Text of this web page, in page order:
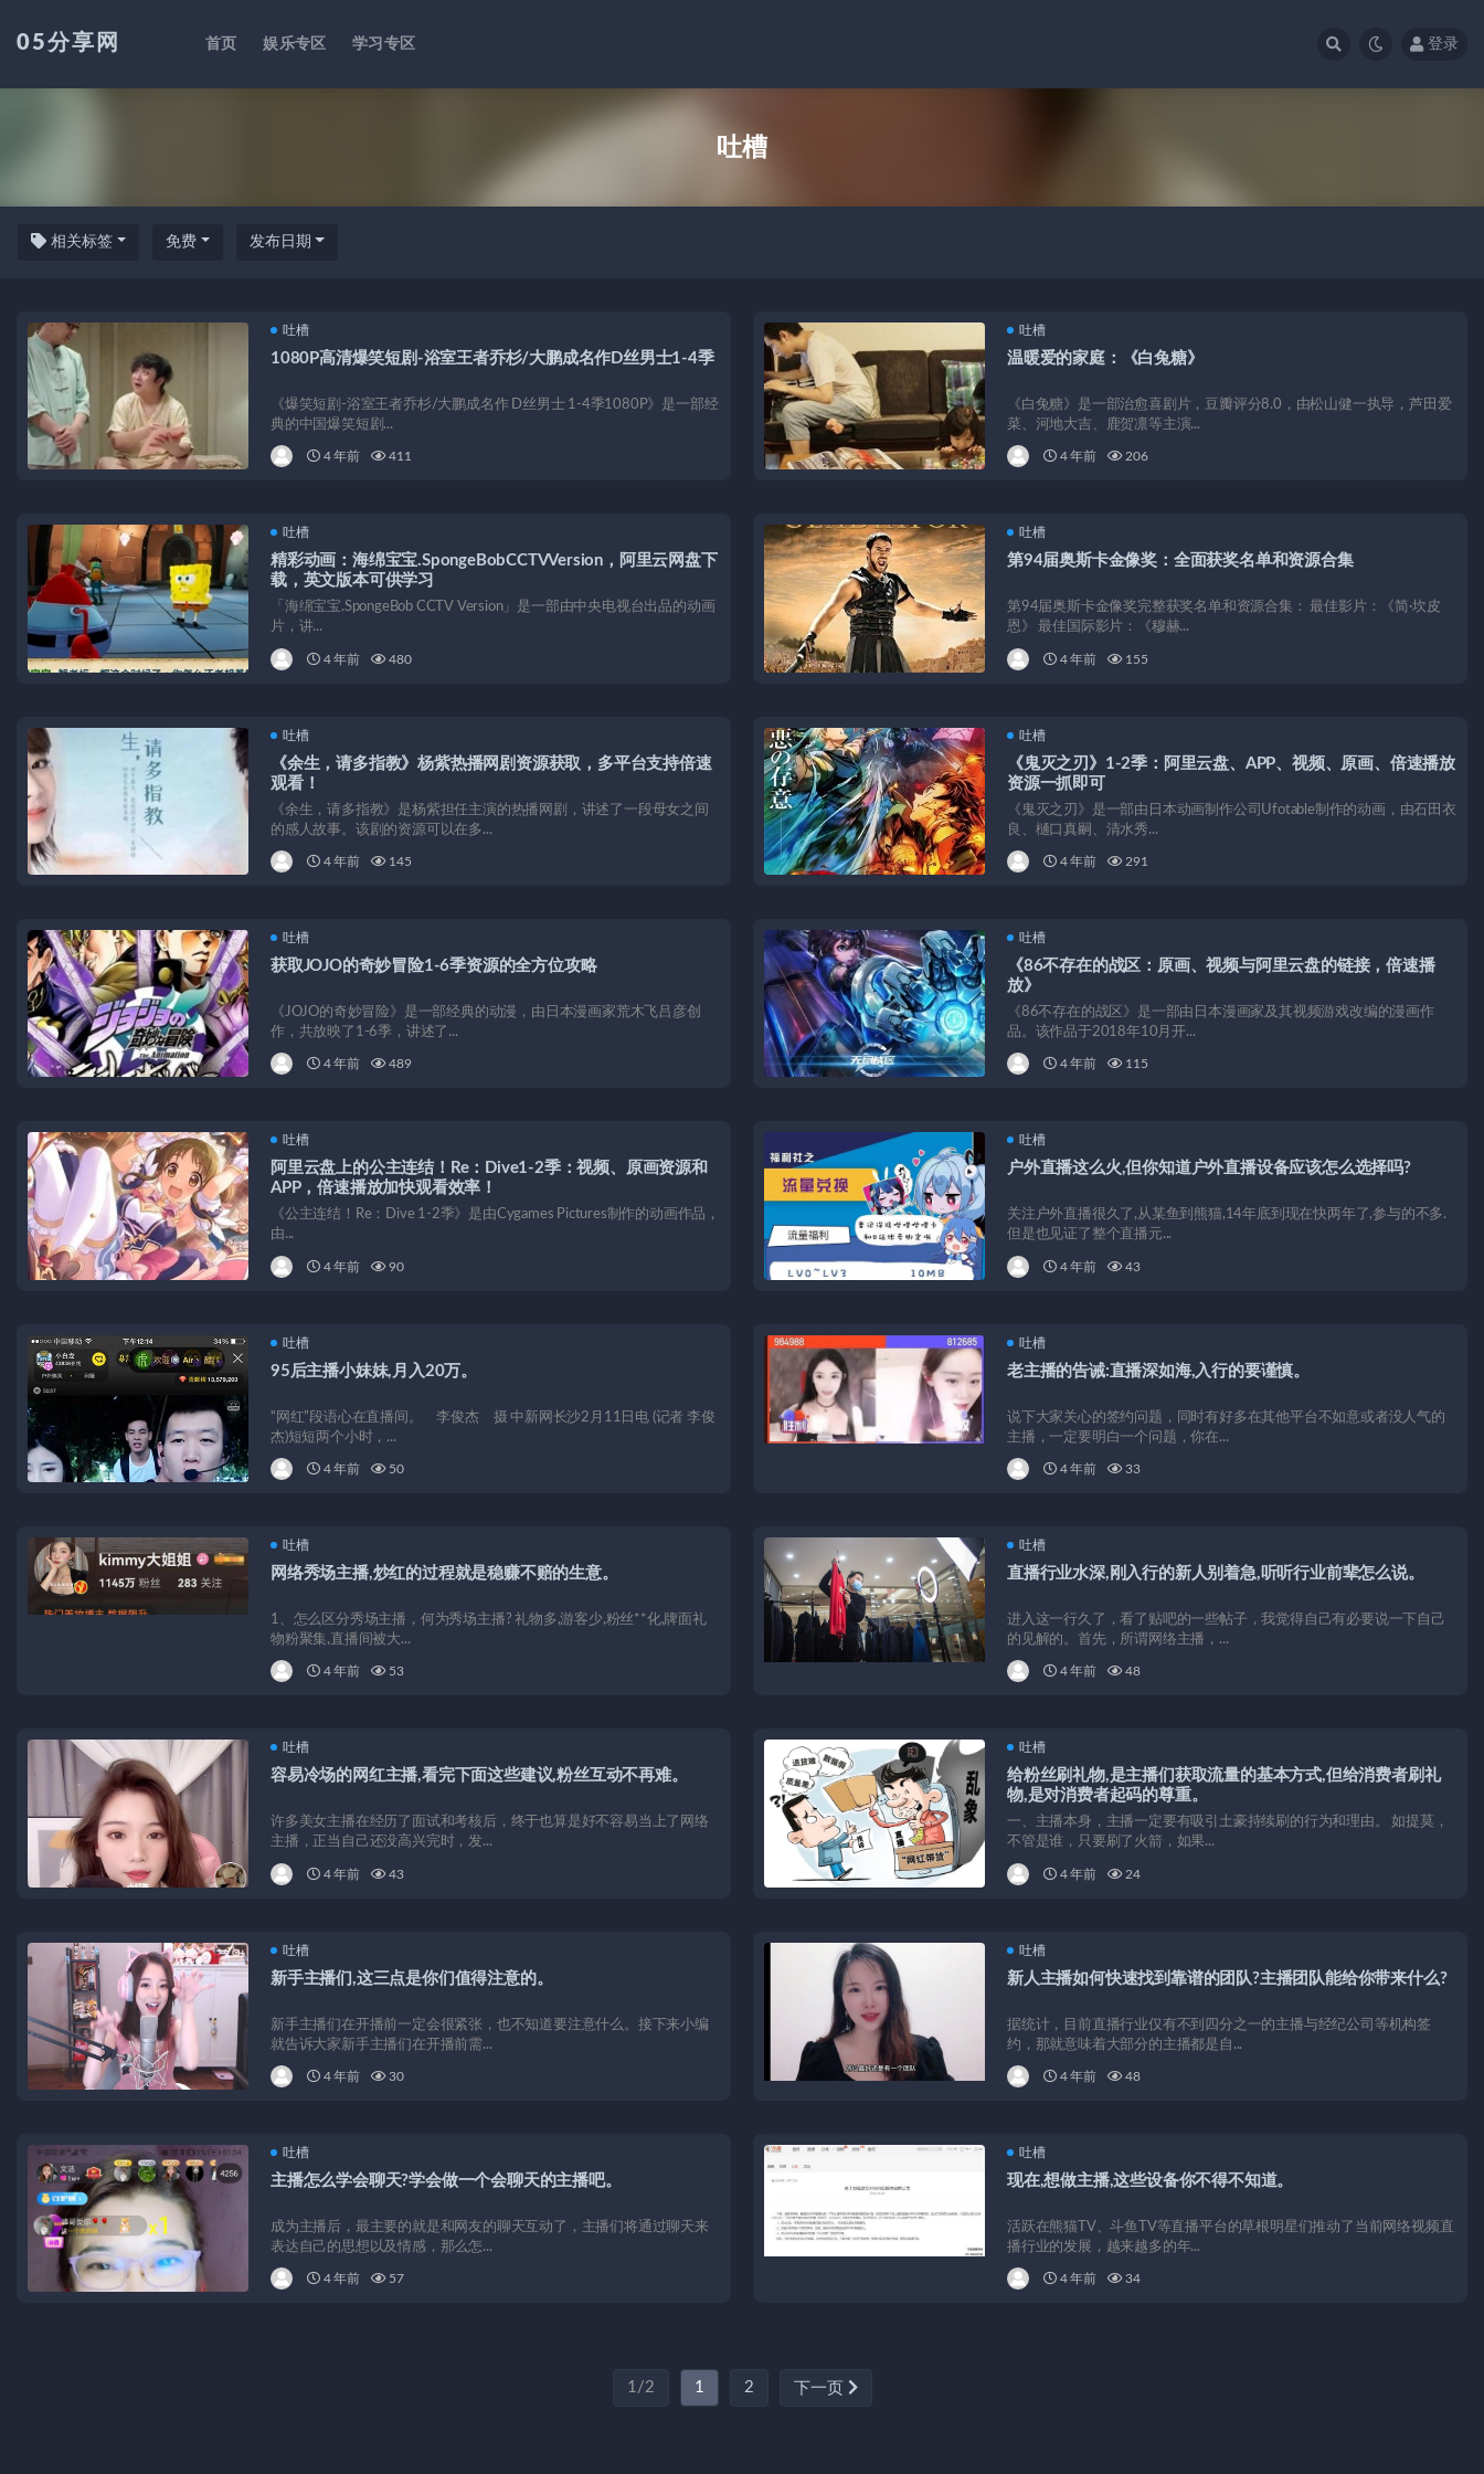
05分享网 首页 娱乐专区 学习专区 登录
吐槽
相关标签 免费 发布日期
吐槽
1080P高清爆笑短剧-浴室王者乔杉/大鹏成名作D丝男士1-4季
《爆笑短剧-浴室王者乔杉/大鹏成名作 D丝男士 1-4季1080P》是一部经
典的中国爆笑短剧...
4 年前 411
吐槽
温暖爱的家庭：《白兔糖》
《白兔糖》是一部治愈喜剧片，豆瓣评分8.0，由松山健一执导，芦田爱
菜、河地大吉、鹿贺凛等主演...
4 年前 206
吐槽
精彩动画：海绵宝宝.SpongeBobCCTVVersion，阿里云网盘下
载，英文版本可供学习
「海绵宝宝.SpongeBob CCTV Version」是一部由中央电视台出品的动画
片，讲...
4 年前 480
吐槽
第94届奥斯卡金像奖：全面获奖名单和资源合集
第94届奥斯卡金像奖完整获奖名单和资源合集： 最佳影片：《简·坎皮
恩》 最佳国际影片：《穆赫...
4 年前 155
吐槽
《余生，请多指教》杨紫热播网剧资源获取，多平台支持倍速
观看！
《余生，请多指教》是杨紫担任主演的热播网剧，讲述了一段母女之间
的感人故事。该剧的资源可以在多...
4 年前 145
吐槽
《鬼灭之刃》1-2季：阿里云盘、APP、视频、原画、倍速播放
资源一抓即可
《鬼灭之刃》是一部由日本动画制作公司Ufotable制作的动画，由石田衣
良、樋口真嗣、清水秀...
4 年前 291
吐槽
获取JOJO的奇妙冒险1-6季资源的全方位攻略
《JOJO的奇妙冒险》是一部经典的动漫，由日本漫画家荒木飞吕彦创
作，共放映了1-6季，讲述了...
4 年前 489
吐槽
《86不存在的战区：原画、视频与阿里云盘的链接，倍速播
放》
《86不存在的战区》是一部由日本漫画家及其视频游戏改编的漫画作
品。该作品于2018年10月开...
4 年前 115
吐槽
阿里云盘上的公主连结！Re：Dive1-2季：视频、原画资源和
APP，倍速播放加快观看效率！
《公主连结！Re：Dive 1-2季》是由Cygames Pictures制作的动画作品，
由...
4 年前 90
吐槽
户外直播这么火,但你知道户外直播设备应该怎么选择吗?
关注户外直播很久了,从某鱼到熊猫,14年底到现在快两年了,参与的不多.
但是也见证了整个直播元...
4 年前 43
吐槽
95后主播小妹妹,月入20万。
“网红”段语心在直播间。 李俊杰 摄 中新网长沙2月11日电 (记者 李俊
杰)短短两个小时，...
4 年前 50
吐槽
老主播的告诫:直播深如海,入行的要谨慎。
说下大家关心的签约问题，同时有好多在其他平台不如意或者没人气的
主播，一定要明白一个问题，你在...
4 年前 33
吐槽
网络秀场主播,炒红的过程就是稳赚不赔的生意。
1、怎么区分秀场主播，何为秀场主播? 礼物多,游客少,粉丝**化,牌面礼
物粉聚集,直播间被大...
4 年前 53
吐槽
直播行业水深,刚入行的新人别着急,听听行业前辈怎么说。
进入这一行久了，看了贴吧的一些帖子，我觉得自己有必要说一下自己
的见解的。首先，所谓网络主播，...
4 年前 48
吐槽
容易冷场的网红主播,看完下面这些建议,粉丝互动不再难。
许多美女主播在经历了面试和考核后，终于也算是好不容易当上了网络
主播，正当自己还没高兴完时，发...
4 年前 43
吐槽
给粉丝刷礼物,是主播们获取流量的基本方式,但给消费者刷礼
物,是对消费者起码的尊重。
一、主播本身，主播一定要有吸引土豪持续刷的行为和理由。 如提莫，
不管是谁，只要刷了火箭，如果...
4 年前 24
吐槽
新手主播们,这三点是你们值得注意的。
新手主播们在开播前一定会很紧张，也不知道要注意什么。接下来小编
就告诉大家新手主播们在开播前需...
4 年前 30
吐槽
新人主播如何快速找到靠谱的团队?主播团队能给你带来什么?
据统计，目前直播行业仅有不到四分之一的主播与经纪公司等机构签
约，那就意味着大部分的主播都是自...
4 年前 48
吐槽
主播怎么学会聊天?学会做一个会聊天的主播吧。
成为主播后，最主要的就是和网友的聊天互动了，主播们将通过聊天来
表达自己的思想以及情感，那么怎...
4 年前 57
吐槽
现在,想做主播,这些设备你不得不知道。
活跃在熊猫TV、斗鱼TV等直播平台的草根明星们推动了当前网络视频直
播行业的发展，越来越多的年...
4 年前 34
1/2 1 2 下一页